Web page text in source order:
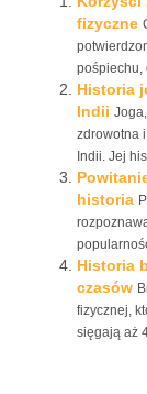
fizyczne
pośpiechu,
Historia
Indii
zdrowotna
Indii. Jej
historia
Historia
czasów
fizycznej,
sięgają aż